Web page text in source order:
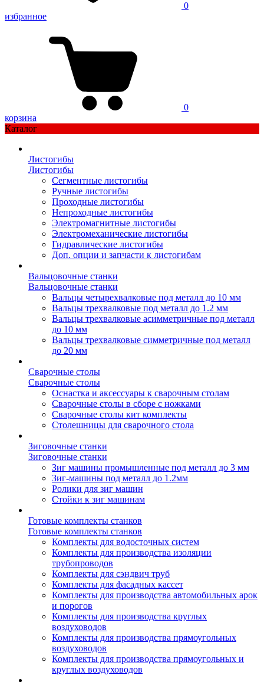
0
избранное
0
корзина
Каталог
Листогибы
Листогибы
Сегментные листогибы
Ручные листогибы
Проходные листогибы
Непроходные листогибы
Электромагнитные листогибы
Электромеханические листогибы
Гидравлические листогибы
Доп. опции и запчасти к листогибам
Вальцовочные станки
Вальцовочные станки
Вальцы четырехвалковые под металл до 10 мм
Вальцы трехвалковые под металл до 1.2 мм
Вальцы трехвалковые асимметричные под металл
до 10 мм
Вальцы трехвалковые симметричные под металл
до 20 мм
Сварочные столы
Сварочные столы
Оснастка и аксессуары к сварочным столам
Сварочные столы в сборе с ножками
Сварочные столы кит комплекты
Столешницы для сварочного стола
Зиговочные станки
Зиговочные станки
Зиг машины промышленные под металл до 3 мм
Зиг-машины под металл до 1.2мм
Ролики для зиг машин
Стойки к зиг машинам
Готовые комплекты станков
Готовые комплекты станков
Комплекты для водосточных систем
Комплекты для производства изоляции
трубопроводов
Комплекты для сэндвич труб
Комплекты для фасадных кассет
Комплекты для производства автомобильных арок
и порогов
Комплекты для производства круглых
воздуховодов
Комплекты для производства прямоугольных
воздуховодов
Комплекты для производства прямоугольных и
круглых воздуховодов